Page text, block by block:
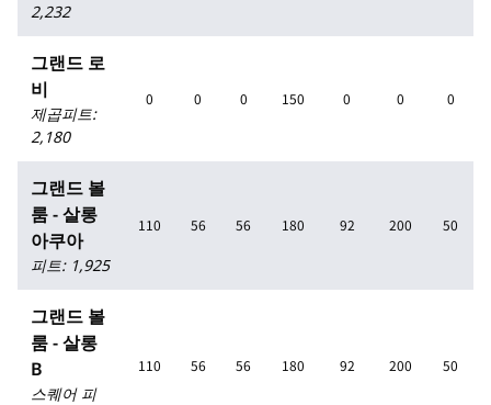
2,232
그랜드 로
비
제곱피트:
2,180
0 0 0 150 0 0 0
그랜드 볼
룸 - 살롱
아쿠아
피트: 1,925
110 56 56 180 92 200 50
그랜드 볼
룸 - 살롱
B
스퀘어 피
110 56 56 180 92 200 50